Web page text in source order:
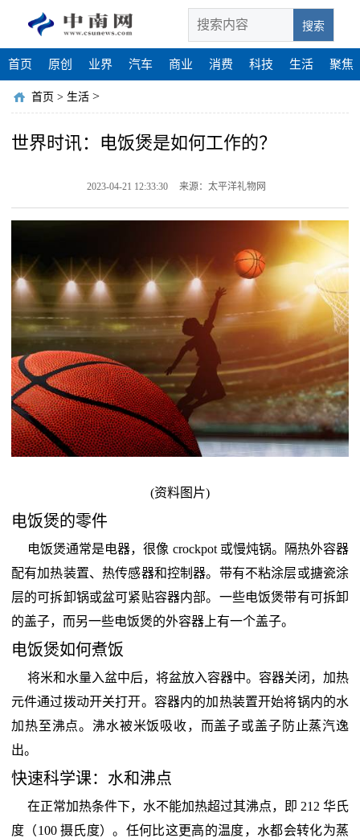
搜索
首页 原创 业界 汽车 商业 消费 科技 生活 聚焦
首页 > 生活 >
世界时讯：电饭煲是如何工作的？
2023-04-21 12:33:30 来源：太平洋礼物网
(资料图片)
电饭煲的零件
电饭煲通常是电器，很像 crockpot 或慢炖锅。隔热外容器
配有加热装置、热传感器和控制器。带有不粘涂层或搪瓷涂
层的可拆卸锅或盆可紧贴容器内部。一些电饭煲带有可拆卸
的盖子，而另一些电饭煲的外容器上有一个盖子。
电饭煲如何煮饭
将米和水量入盆中后，将盆放入容器中。容器关闭，加热
元件通过拨动开关打开。容器内的加热装置开始将锅内的水
加热至沸点。沸水被米饭吸收，而盖子或盖子防止蒸汽逸
出。
快速科学课：水和沸点
在正常加热条件下，水不能加热超过其沸点，即 212 华氏
度（100 摄氏度）。任何比这更高的温度，水都会转化为蒸